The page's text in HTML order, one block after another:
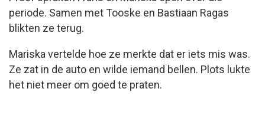
periode. Samen met Tooske en Bastiaan Ragas
blikten ze terug.
Mariska vertelde hoe ze merkte dat er iets mis was.
Ze zat in de auto en wilde iemand bellen. Plots lukte
het niet meer om goed te praten.